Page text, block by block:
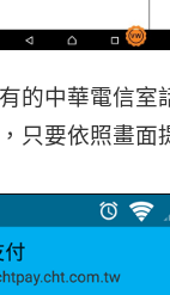
的中華電信室
只要依照畫面